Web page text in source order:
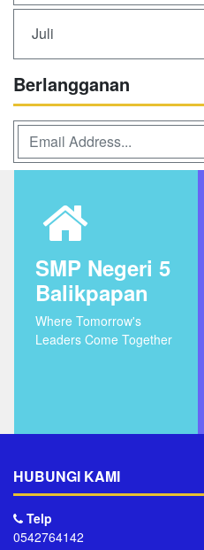
Juli
Berlangganan
SMP Negeri 5
Balikpapan
Where Tomorrow's
Leaders Come Together
HUBUNGI KAMI
Telp
0542764142